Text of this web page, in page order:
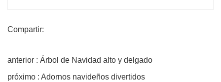
Compartir:
anterior : Árbol de Navidad alto y delgado
próximo : Adornos navideños divertidos